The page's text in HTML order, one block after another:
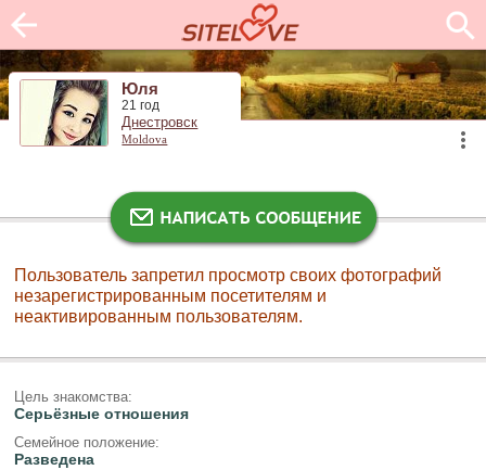
Юля
21 год
Днестровск
Moldova
Пользователь запретил просмотр своих фотографий
незарегистрированным посетителям и
неактивированным пользователям.
Цель знакомства:
Серьёзные отношения
Семейное положение:
Разведена